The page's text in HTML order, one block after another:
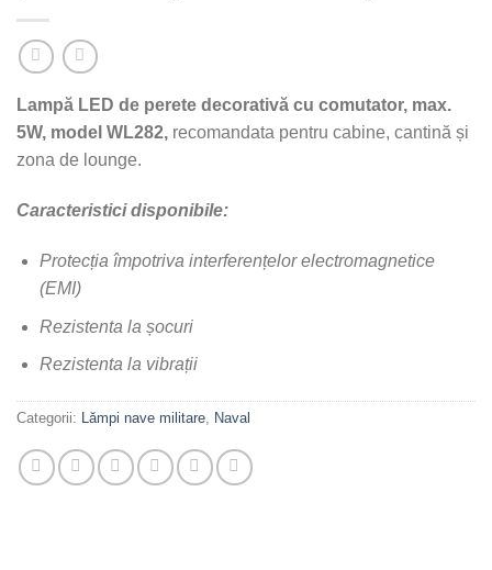
Lampă LED de perete decorativă cu comutator, max.
5W, model WL282, recomandata pentru cabine, cantină și
zona de lounge.
Caracteristici disponibile:
Protecția împotriva interferențelor electromagnetice
(EMI)
Rezistenta la șocuri
Rezistenta la vibrații
Categorii: Lămpi nave militare, Naval